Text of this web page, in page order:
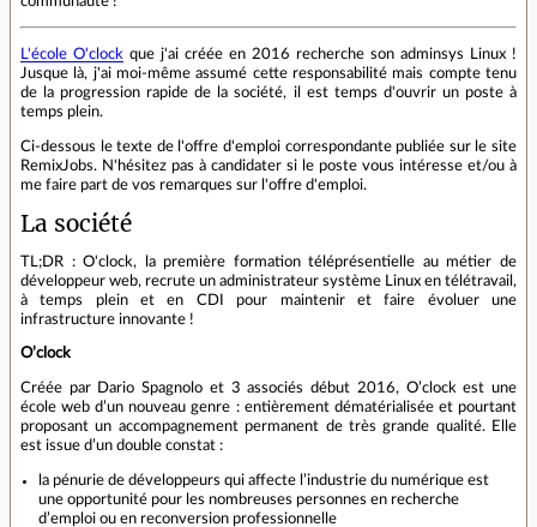
L'école O'clock que j'ai créée en 2016 recherche son adminsys Linux !
Jusque là, j'ai moi-même assumé cette responsabilité mais compte tenu
de la progression rapide de la société, il est temps d'ouvrir un poste à
temps plein.
Ci-dessous le texte de l'offre d'emploi correspondante publiée sur le site
RemixJobs. N'hésitez pas à candidater si le poste vous intéresse et/ou à
me faire part de vos remarques sur l'offre d'emploi.
La société
TL;DR : O'clock, la première formation téléprésentielle au métier de
développeur web, recrute un administrateur système Linux en télétravail,
à temps plein et en CDI pour maintenir et faire évoluer une
infrastructure innovante !
O’clock
Créée par Dario Spagnolo et 3 associés début 2016, O’clock est une
école web d’un nouveau genre : entièrement dématérialisée et pourtant
proposant un accompagnement permanent de très grande qualité. Elle
est issue d’un double constat :
la pénurie de développeurs qui affecte l’industrie du numérique est
une opportunité pour les nombreuses personnes en recherche
d’emploi ou en reconversion professionnelle